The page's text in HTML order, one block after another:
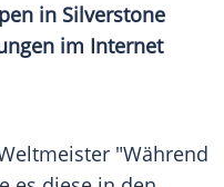
in Silverstone
im Internet
"Während